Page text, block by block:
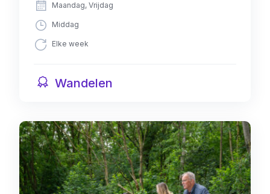
Maandag, Vrijdag
Middag
Elke week
Wandelen